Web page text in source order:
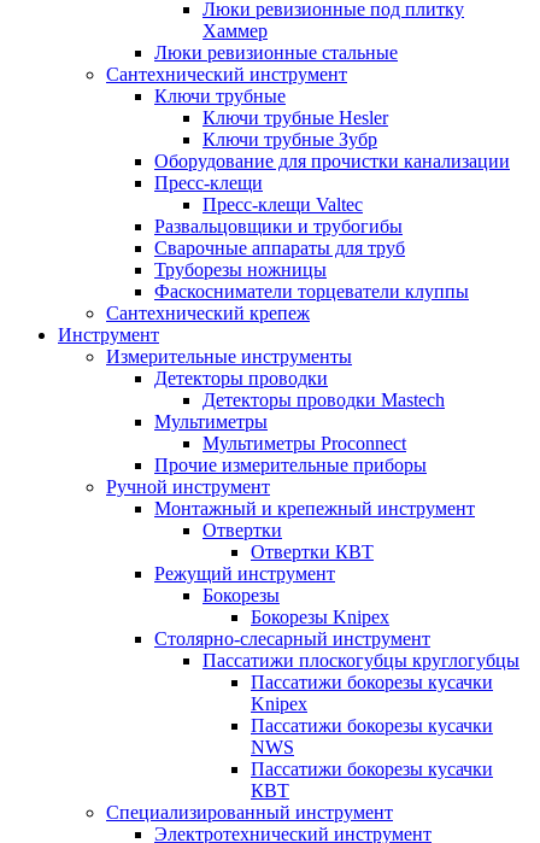
Люки ревизионные под плитку
Хаммер
Люки ревизионные стальные
Сантехнический инструмент
Ключи трубные
Ключи трубные Hesler
Ключи трубные Зубр
Оборудование для прочистки канализации
Пресс-клещи
Пресс-клещи Valtec
Развальцовщики и трубогибы
Сварочные аппараты для труб
Труборезы ножницы
Фаскосниматели торцеватели клуппы
Сантехнический крепеж
Инструмент
Измерительные инструменты
Детекторы проводки
Детекторы проводки Mastech
Мультиметры
Мультиметры Proconnect
Прочие измерительные приборы
Ручной инструмент
Монтажный и крепежный инструмент
Отвертки
Отвертки КВТ
Режущий инструмент
Бокорезы
Бокорезы Knipex
Столярно-слесарный инструмент
Пассатижи плоскогубцы круглогубцы
Пассатижи бокорезы кусачки
Knipex
Пассатижи бокорезы кусачки
NWS
Пассатижи бокорезы кусачки
КВТ
Специализированный инструмент
Электротехнический инструмент